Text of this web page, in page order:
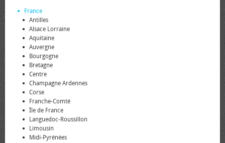
France
Antilles
Alsace Lorraine
Aquitaine
Auvergne
Bourgogne
Bretagne
Centre
Champagne Ardennes
Corse
Franche-Comté
Île de France
Languedoc-Roussillon
Limousin
Midi-Pyrénées